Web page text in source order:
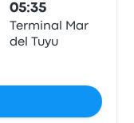
05:35
Terminal Mar
del Tuyu